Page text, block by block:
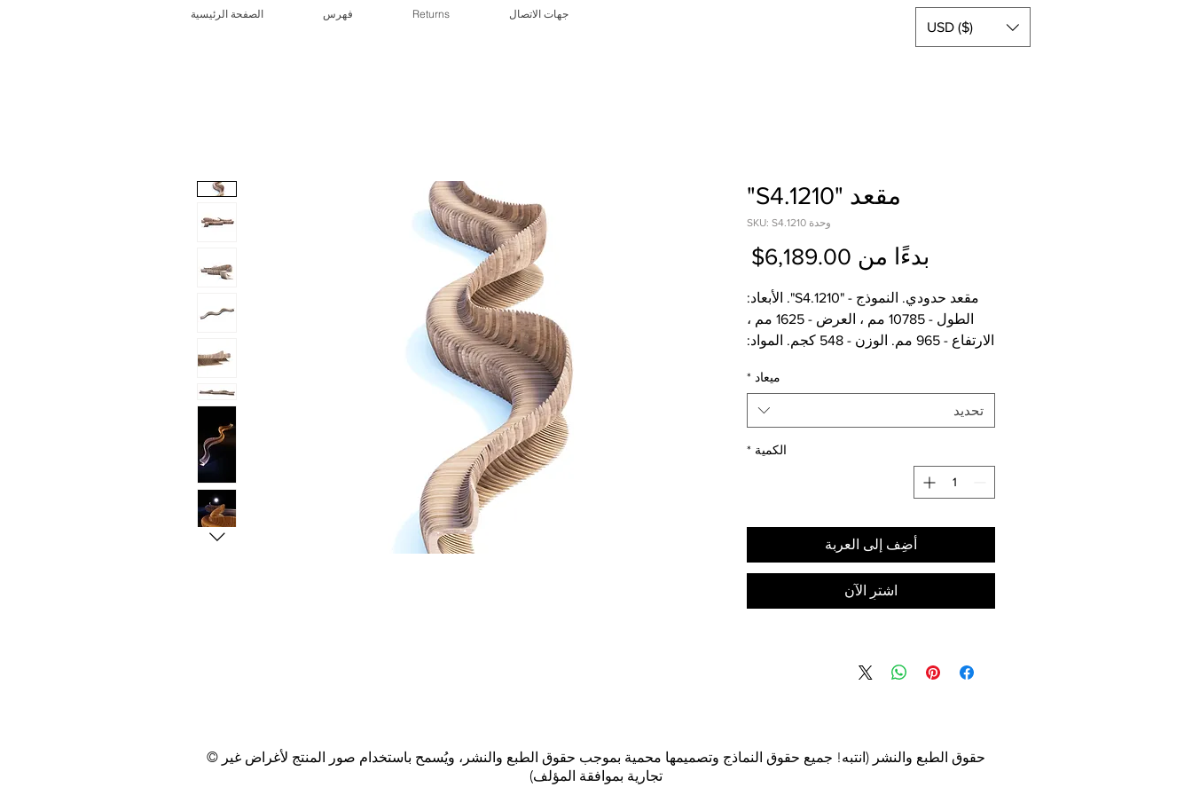
الصفحة الرئيسية فهرس Returns جهات الاتصال
USD ($)
مقعد "S4.1210"
وحدة SKU: S4.1210
بدءًا من 6,189.00$
مقعد حدودي. النموذج - "S4.1210". الأبعاد:
الطول - 10785 مم ، العرض - 1625 مم ،
الارتفاع - 965 مم. الوزن - 548 كجم. المواد:
للرطوبة (FSF) 26 مم ، الفولاذ. مقعد الإطار.
الموردة مفككة. الذهاب إلى التأكيدات. مثبتة
في الموقع على القاعدة.
ميعاد *
تحديد
الكمية *
أضِف إلى العربة
اشترِ الآن
© حقوق الطبع والنشر (انتبه! جميع حقوق النماذج وتصميمها محمية بموجب حقوق الطبع والنشر، ويُسمح باستخدام صور المنتج لأغراض غير
تجارية بموافقة المؤلف)